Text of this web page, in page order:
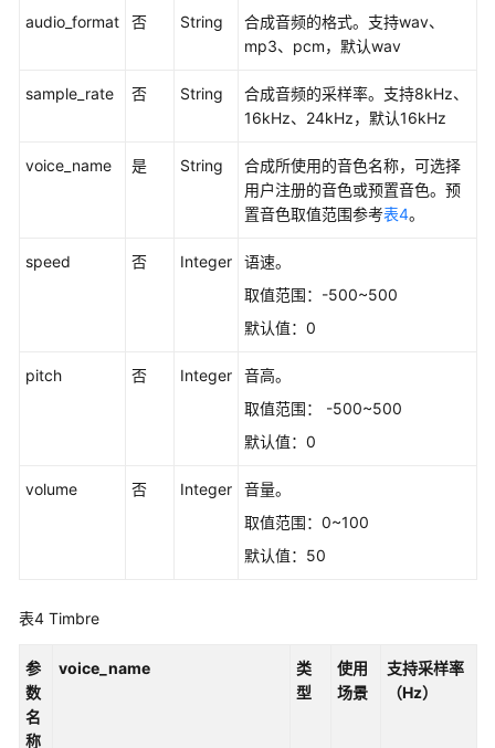
别
口
句
Websocket
audio_format 否 String
合成音频的格式。支持wav、
mp3、pcm，默认wav
sample_rate 否 String
合成音频的采样率。支持8kHz、
16kHz、24kHz，默认16kHz
voice_name 是 String
合成所使用的音色名称，可选择
用户注册的音色或预置音色。预
置音色取值范围参考表4。
speed 否 Integer
语速。
取值范围：-500~500
默认值：0
pitch 否 Integer
音高。
取值范围： -500~500
默认值：0
volume 否 Integer
音量。
取值范围：0~100
默认值：50
表4 Timbre
参
数
名
称
voice_name
类
型
使用
场景
支持采样率
（Hz）